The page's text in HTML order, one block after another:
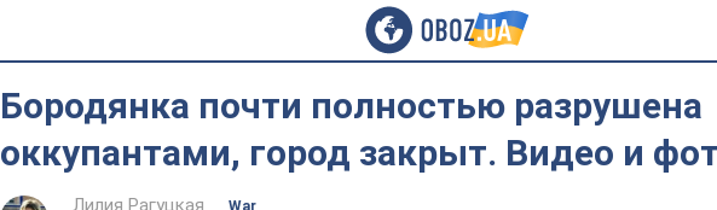
Бородянка почти полностью разрушена
оккупантами, город закрыт. Видео и
Лилия Рагуцкая
War